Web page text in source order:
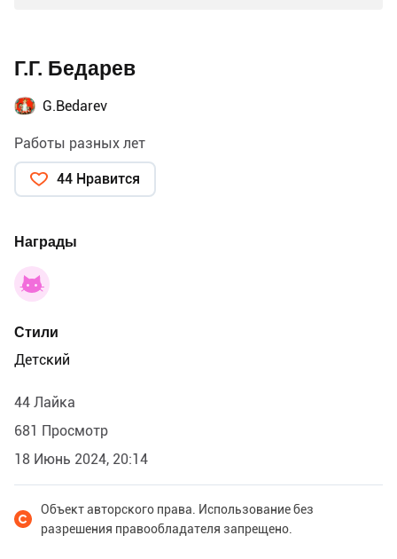
Г.Г. Бедарев
G.Bedarev
Работы разных лет
44 Нравится
Награды
Стили
Детский
44 Лайка
681 Просмотр
18 Июнь 2024, 20:14
Объект авторского права. Использование без
разрешения правообладателя запрещено.